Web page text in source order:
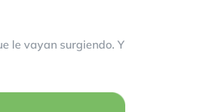
le vayan surgiendo. Y